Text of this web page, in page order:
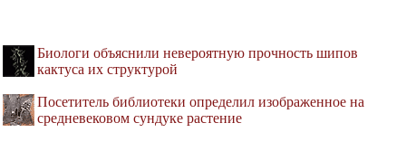
Биологи объяснили невероятную прочность шипов
кактуса их структурой
Посетитель библиотеки определил изображенное на
средневековом сундуке растение